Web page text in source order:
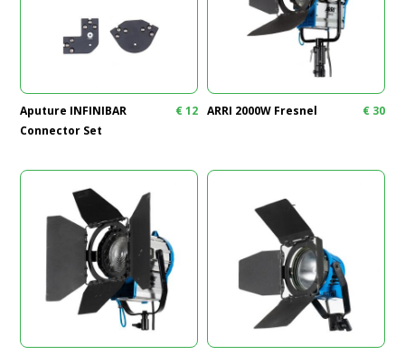
Aputure INFINIBAR
Connector Set
€12 ARRI 2000W Fresnel €30